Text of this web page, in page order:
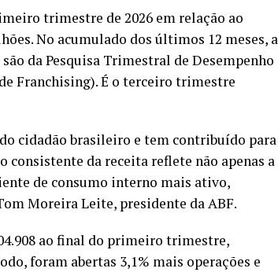
trimestre de 2026 em relação ao
No acumulado dos últimos 12 meses, a
da Pesquisa Trimestral de Desempenho
Franchising). É o terceiro trimestre
cidadão brasileiro e tem contribuído para
consistente da receita reflete não apenas a
de consumo interno mais ativo,
Moreira Leite, presidente da ABF.
ao final do primeiro trimestre,
foram abertas 3,1% mais operações e